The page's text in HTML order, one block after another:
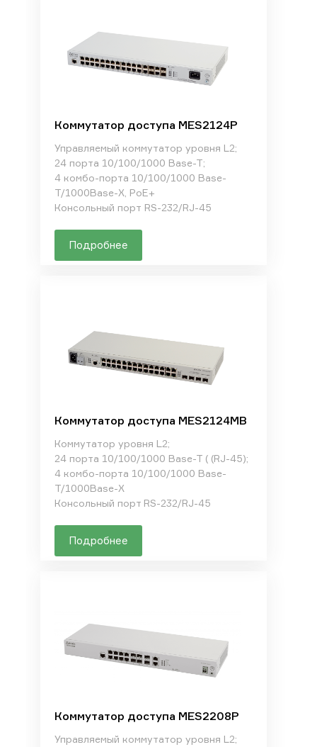
Коммутатор доступа MES2124P
Управляемый коммутатор уровня L2;
24 порта 10/100/1000 Base-T;
4 комбо-порта 10/100/1000 Base-
T/1000Base-X, PoE+
Консольный порт RS-232/RJ-45
Подробнее
Коммутатор доступа MES2124МВ
Коммутатор уровня L2;
24 порта 10/100/1000 Base-T ( (RJ-45);
4 комбо-порта 10/100/1000 Base-
T/1000Base-X
Консольный порт RS-232/RJ-45
Подробнее
Коммутатор доступа MES2208P
Управляемый коммутатор уровня L2;